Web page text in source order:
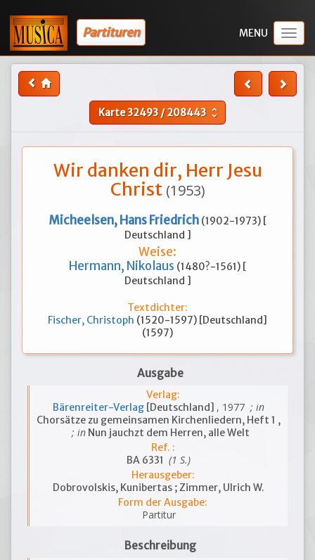
Partituren
Karte32493/208443 unfold_more
Wir danken dir, Herr Jesu
Christ (1953)
Micheelsen, Hans Friedrich (1902-1973) [
Deutschland ]
Weise:
Hermann, Nikolaus (1480?-1561) [
Deutschland ]
Textdichter:
Fischer, Christoph (1520-1597) [Deutschland]
(1597)
Ausgabe
Verlag:
Bärenreiter-Verlag [Deutschland] , 1977 ; in
Chorsätze zu gemeinsamen Kirchenliedern, Heft 1 ,
; inNun jauchzt dem Herren, alle Welt
Ref. :
BA 6331 (1 S.)
Herausgeber:
Dobrovolskis, Kunibertas ; Zimmer, Ulrich W.
Form der Ausgabe:
Partitur
Beschreibung